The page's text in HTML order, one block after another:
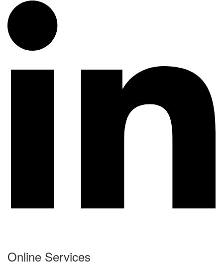
Online Services